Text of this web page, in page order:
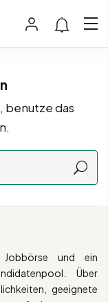
benutze das
Jobbörse und ein
Über
geeignete